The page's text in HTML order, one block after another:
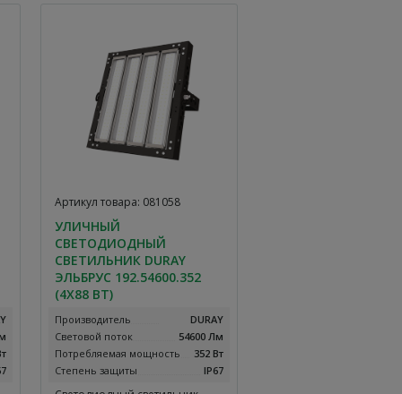
Артикул товара: 081058
УЛИЧНЫЙ
СВЕТОДИОДНЫЙ
СВЕТИЛЬНИК DURAY
ЭЛЬБРУС 192.54600.352
(4Х88 ВТ)
Производитель
DURAY
Световой поток
54600 Лм
Потребляемая мощность
352 Вт
Степень защиты
IP67